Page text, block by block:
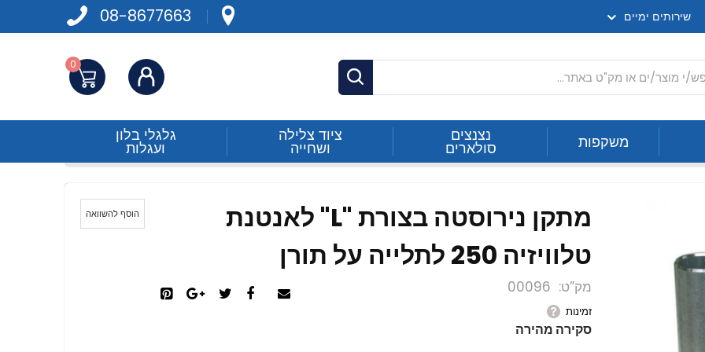
08-8677663 שירותים ימיים
חפש
התחברות 0
משקפות נצנצים
סולארים
ציוד צלילה
ושחייה
גלגלי בלון
ועגלות
מתקן נירוסטה בצורת "L" לאנטנת
טלוויזיה 250 לתלייה על תורן
מק”ט 00096
זמינות
סקירה מהירה
הוסף להשוואה